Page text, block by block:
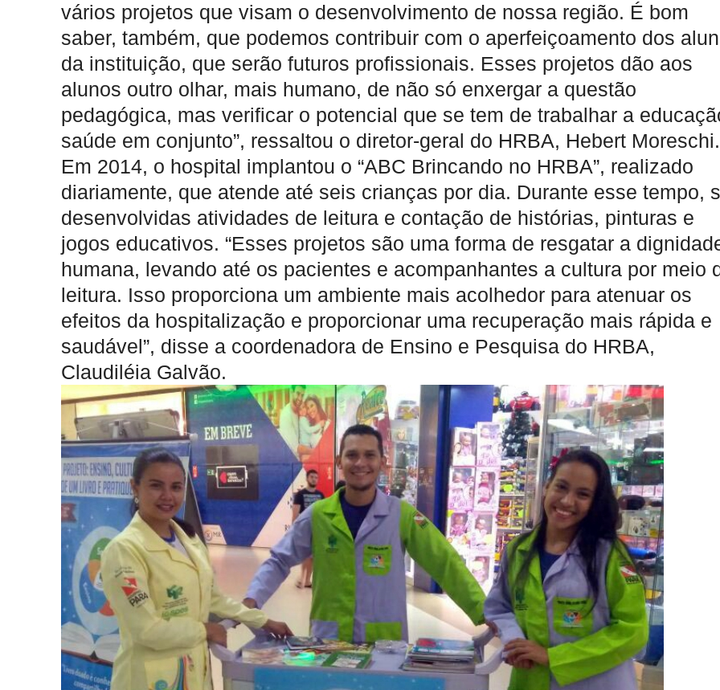
vários projetos que visam o desenvolvimento de nossa região. É bom
saber, também, que podemos contribuir com o aperfeiçoamento dos
da instituição, que serão futuros profissionais. Esses projetos dão aos
alunos outro olhar, mais humano, de não só enxergar a questão
pedagógica, mas verificar o potencial que se tem de trabalhar a
saúde em conjunto”, ressaltou o diretor-geral do HRBA, Hebert Moreschi.
Em 2014, o hospital implantou o “ABC Brincando no HRBA”, realizado
diariamente, que atende até seis crianças por dia. Durante esse tempo,
desenvolvidas atividades de leitura e contação de histórias, pinturas e
jogos educativos. “Esses projetos são uma forma de resgatar a
humana, levando até os pacientes e acompanhantes a cultura por meio
leitura. Isso proporciona um ambiente mais acolhedor para atenuar os
efeitos da hospitalização e proporcionar uma recuperação mais rápida e
saudável”, disse a coordenadora de Ensino e Pesquisa do HRBA,
Claudiléia Galvão.